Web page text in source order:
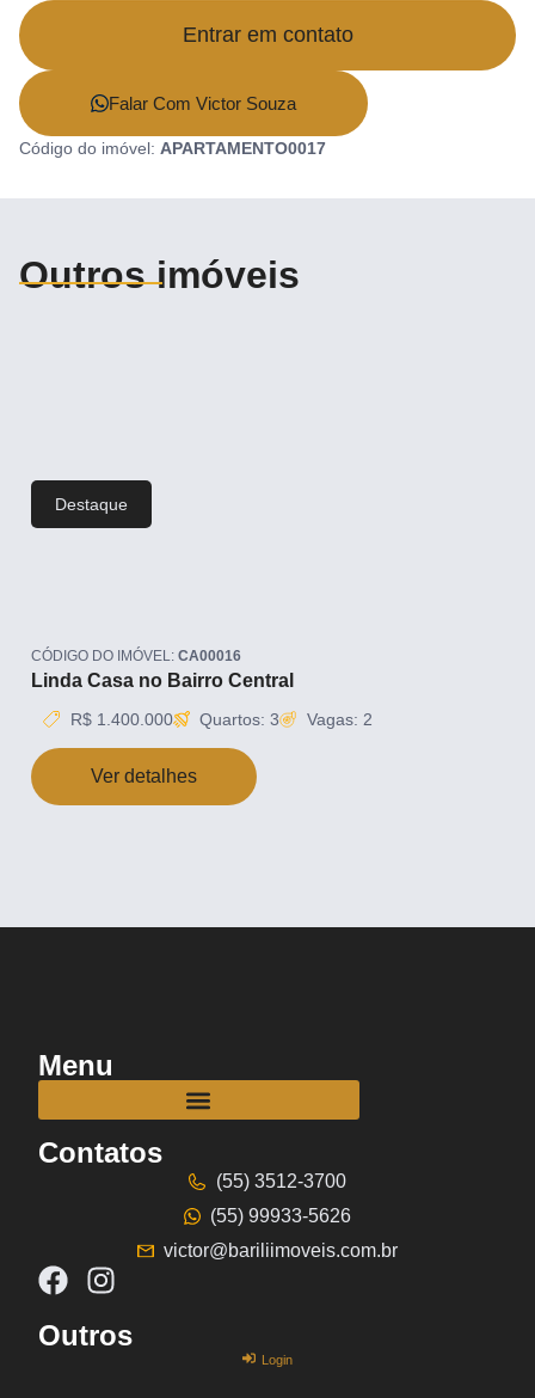
Entrar em contato
Falar Com Victor Souza
Código do imóvel: APARTAMENTO0017
Outros imóveis
Destaque
CÓDIGO DO IMÓVEL: CA00016
Linda Casa no Bairro Central
R$ 1.400.000 Quartos: 3 Vagas: 2
Ver detalhes
Menu
Contatos
(55) 3512-3700
(55) 99933-5626
victor@bariliimoveis.com.br
Outros
Login